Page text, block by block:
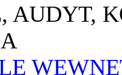
AUDYT,